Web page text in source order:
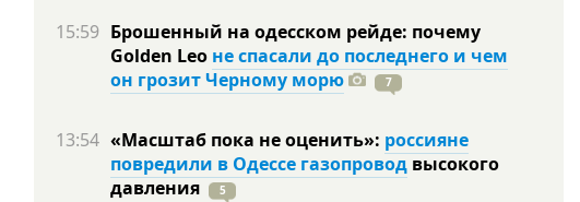
15:59 Брошенный на одесском рейде: почему
Golden Leo не спасали до последнего и чем
он грозит Черному морю
7
13:54 «Масштаб пока не оценить»: россияне
повредили в Одессе газопровод высокого
давления
5